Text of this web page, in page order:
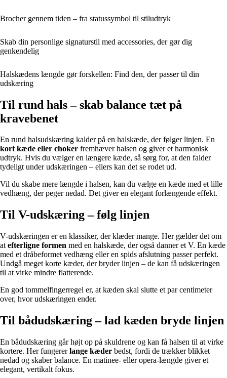
Brocher gennem tiden – fra statussymbol til stiludtryk
Skab din personlige signaturstil med accessories, der gør dig
genkendelig
Halskædens længde gør forskellen: Find den, der passer til din
udskæring
Til rund hals – skab balance tæt på
kravebenet
En rund halsudskæring kalder på en halskæde, der følger linjen. En
kort kæde eller choker fremhæver halsen og giver et harmonisk
udtryk. Hvis du vælger en længere kæde, så sørg for, at den falder
tydeligt under udskæringen – ellers kan det se rodet ud.
Vil du skabe mere længde i halsen, kan du vælge en kæde med et lille
vedhæng, der peger nedad. Det giver en elegant forlængende effekt.
Til V-udskæring – følg linjen
V-udskæringen er en klassiker, der klæder mange. Her gælder det om
at efterligne formen med en halskæde, der også danner et V. En kæde
med et dråbeformet vedhæng eller en spids afslutning passer perfekt.
Undgå meget korte kæder, der bryder linjen – de kan få udskæringen
til at virke mindre flatterende.
En god tommelfingerregel er, at kæden skal slutte et par centimeter
over, hvor udskæringen ender.
Til bådudskæring – lad kæden bryde linjen
En bådudskæring går højt op på skuldrene og kan få halsen til at virke
kortere. Her fungererlange kæder bedst, fordi de trækker blikket
nedad og skaber balance. En matinee- eller opera-længde giver et
elegant, vertikalt fokus.